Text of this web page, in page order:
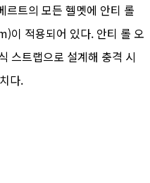
르트의 모든 헬멧에 안티 롤
적용되어 있다. 안티 롤 오
스트랩으로 설계해 충격 시
다.